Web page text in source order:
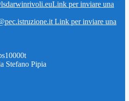
Link per inviare una
Link per inviare una
Stefano Pipia